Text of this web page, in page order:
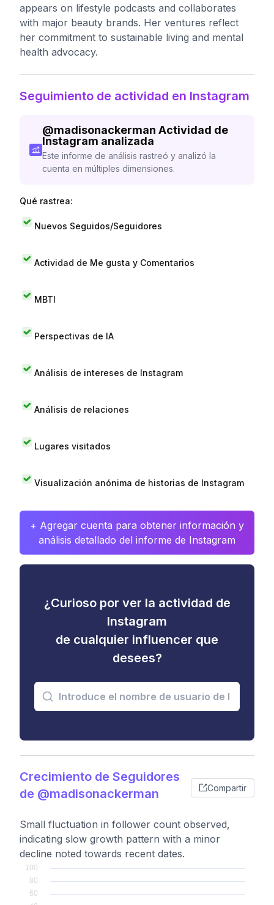
appears on lifestyle podcasts and collaborates
with major beauty brands. Her ventures reflect
her commitment to sustainable living and mental
health advocacy.
Seguimiento de actividad en Instagram
@madisonackerman Actividad de
Instagram analizada
Este informe de análisis rastreó y analizó la
cuenta en múltiples dimensiones.
Qué rastrea:
Nuevos Seguidos/Seguidores
Actividad de Me gusta y Comentarios
MBTI
Perspectivas de IA
Análisis de intereses de Instagram
Análisis de relaciones
Lugares visitados
Visualización anónima de historias de Instagram
+ Agregar cuenta para obtener información y
análisis detallado del informe de Instagram
¿Curioso por ver la actividad de
Instagram
de cualquier influencer que
desees?
Crecimiento de Seguidores
de @madisonackerman
Compartir
Small fluctuation in follower count observed,
indicating slow growth pattern with a minor
decline noted towards recent dates.